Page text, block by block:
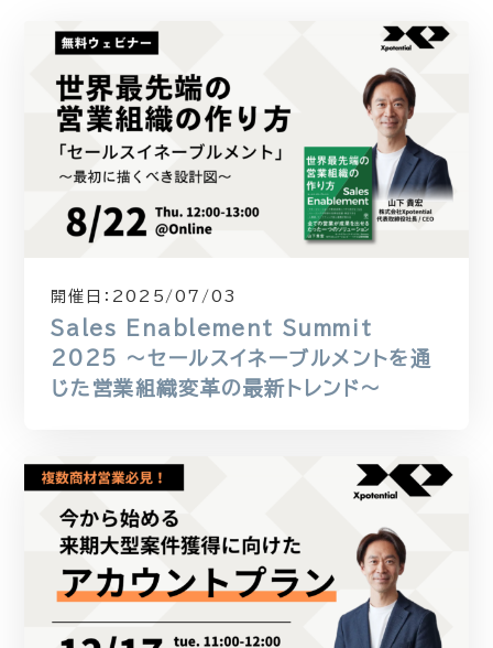
開催日： 2025/07/03
Sales Enablement Summit
2025 〜セールスイネーブルメントを通
じた営業組織変革の最新トレンド〜